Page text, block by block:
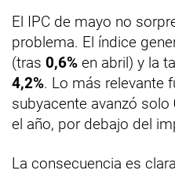
El IPC de mayo no
problema. El índice
(tras 0,6% en abril) y la
4,2%. Lo más relevante
subyacente avanzó solo
el año, por debajo del
La consecuencia es